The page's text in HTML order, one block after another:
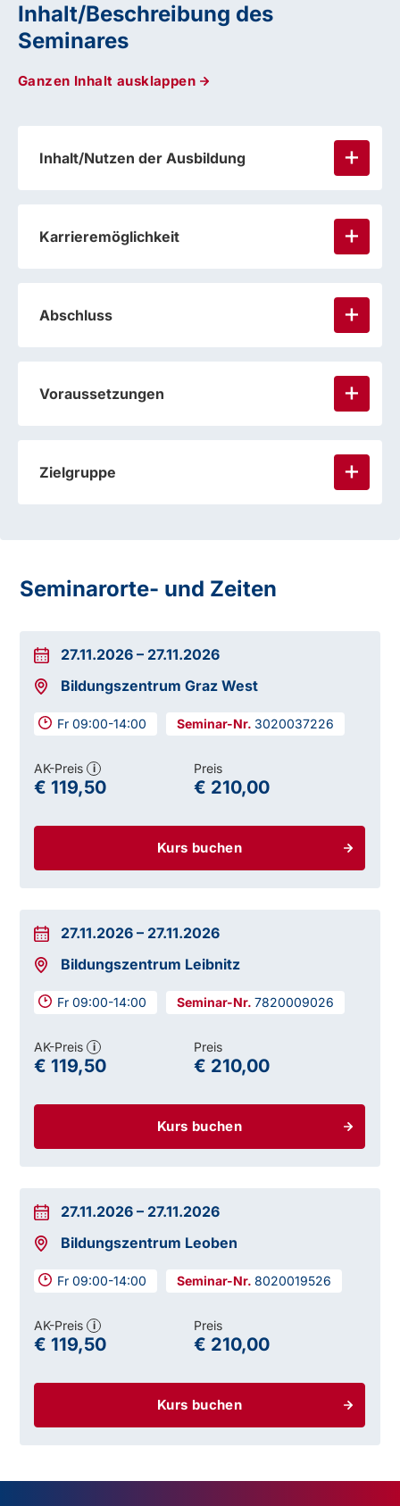
Inhalt/Beschreibung des
Seminares
Ganzen Inhalt ausklappen
Inhalt/Nutzen der Ausbildung
Karrieremöglichkeit
Abschluss
Voraussetzungen
Zielgruppe
Seminarorte- und Zeiten
27.11.2026 – 27.11.2026
Bildungszentrum Graz West
Fr 09:00-14:00 3020037226
Kurs buchen
AK-Preis i
€ 119,50
Preis
€ 210,00
27.11.2026 – 27.11.2026
Bildungszentrum Leibnitz
Fr 09:00-14:00 7820009026
Kurs buchen
AK-Preis i
€ 119,50
Preis
€ 210,00
27.11.2026 – 27.11.2026
Bildungszentrum Leoben
Fr 09:00-14:00 8020019526
Kurs buchen
AK-Preis i
€ 119,50
Preis
€ 210,00